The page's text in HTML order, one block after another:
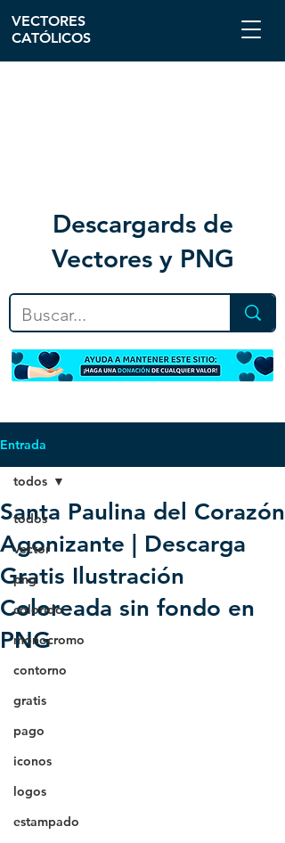
Descargards de
Vectores y PNG
VECTORES
CATÓLICOS
Entrada
todos
vector
png
colorido
monocromo
contorno
gratis
pago
iconos
logos
estampado
todos
Santa Paulina del Corazón
Agonizante | Descarga
Gratis Ilustración
Coloreada sin fondo en
PNG